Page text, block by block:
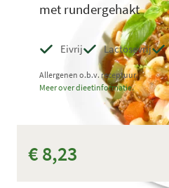
met rundergehakt
Eivrij Lactosevrij
Allergenen o.b.v. receptuur.
Meer over dieetinformatie.
€ 8,23